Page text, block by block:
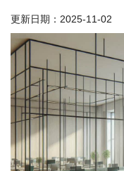
更新日期： 2025-11-02